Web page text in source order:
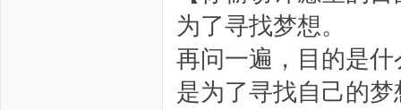
为了寻找梦想。
再问一遍，目的是什
是为了寻找自己的梦